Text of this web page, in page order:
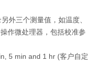
三个测量值，如温度、
作微处理器，包括校准参
5 min and 1 hr (客户自定